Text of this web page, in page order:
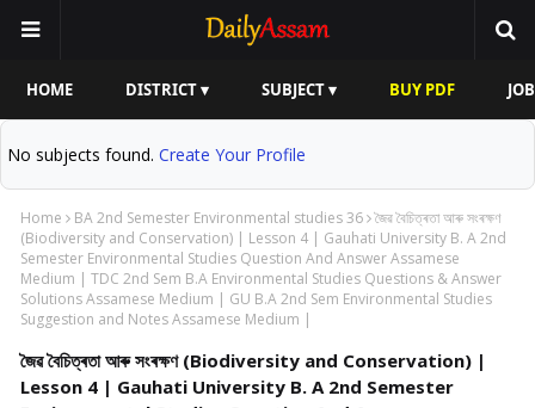
HOME DISTRICT ▾ SUBJECT ▾ BUY PDF
No subjects found. Create Your Profile
Home BA 2nd Semester Environmental studies 36 জৈৱ বৈচিত্ৰতা আৰু সংৰক্ষণ
(Biodiversity and Conservation) | Lesson 4 | Gauhati University B. A 2nd
Semester Environmental Studies Question And Answer Assamese
Medium | TDC 2nd Sem B.A Environmental Studies Questions & Answer
Solutions Assamese Medium | GU B.A 2nd Sem Environmental Studies
Suggestion and Notes Assamese Medium |
জৈৱ বৈচিত্ৰতা আৰু সংৰক্ষণ (Biodiversity and Conservation) |
Lesson 4 | Gauhati University B. A 2nd Semester